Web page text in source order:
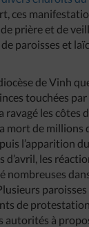
ces
de prière et de
paroisses et
de Vinh
touchées
ravagé les côtes
mort de millions
l’apparition
d’avril, les
nombreuses
de
autorités à